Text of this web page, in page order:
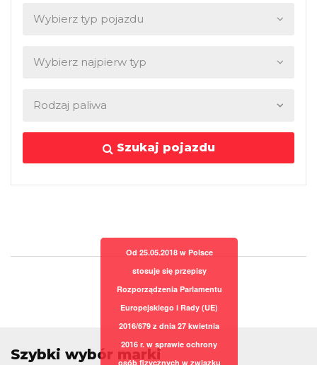
Szukaj pojazdu
Szybki wybór marki
Od 25.05.2018 w Polsce
stosuje się przepisy
Rozporządzenia Parlamentu
Europejskiego i Rady (UE)
2016/679 z dnia 27 kwietnia
2016 r. w sprawie ochrony
osób fizycznych w związku